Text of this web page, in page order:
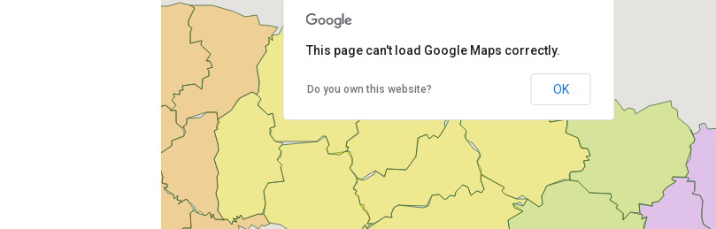
This page can't load Google Maps correctly.
Do you own this website? OK